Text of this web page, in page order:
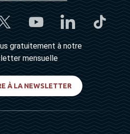
gratuitement à notre
mensuelle
À LA NEWSLETTER